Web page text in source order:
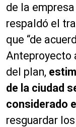
de la empresa
respaldó el
que “de
Anteproyecto
del plan,
de la ciudad
considerado
resguardar